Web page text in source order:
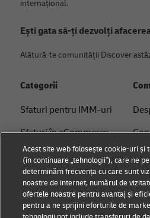
internațional.
Ești gata să-ți dezvolți
Alătură-te comunității Discover
Categorii
Sfaturi pentru IMM-uri
Sfaturi în eCommerce
Sfaturi B2B
Sfaturi logistice
Știri și perspective
Acest site web folosește cookie-uri și
(în continuare „tehnologii”), care ne
determinăm frecvența cu care sunt
noastre de internet, numărul de
ofertele noastre pentru avantaj și
pentru a ne sprijini eforturile de